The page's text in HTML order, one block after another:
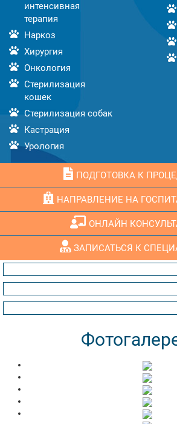
интенсивная
терапия
Наркоз
Хирургия
Онкология
Стерилизация
кошек
Стерилизация собак
Кастрация
Урология
ПОДГОТОВКА К
НАПРАВЛЕНИЕ НА
ОНЛАЙН
ЗАПИСАТЬСЯ К